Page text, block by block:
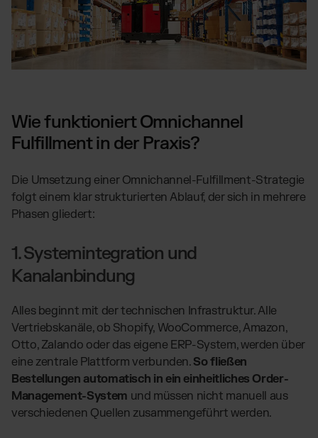
Wie funktioniert Omnichannel
Fulfillment in der Praxis?
Die Umsetzung einer Omnichannel-Fulfillment-Strategie
folgt einem klar strukturierten Ablauf, der sich in mehrere
Phasen gliedert:
1. Systemintegration und
Kanalanbindung
Alles beginnt mit der technischen Infrastruktur. Alle
Vertriebskanäle, ob Shopify, WooCommerce, Amazon,
Otto, Zalando oder das eigene ERP-System, werden über
eine zentrale Plattform verbunden. So fließen
Bestellungen automatisch in ein einheitliches Order-
Management-System und müssen nicht manuell aus
verschiedenen Quellen zusammengeführt werden.